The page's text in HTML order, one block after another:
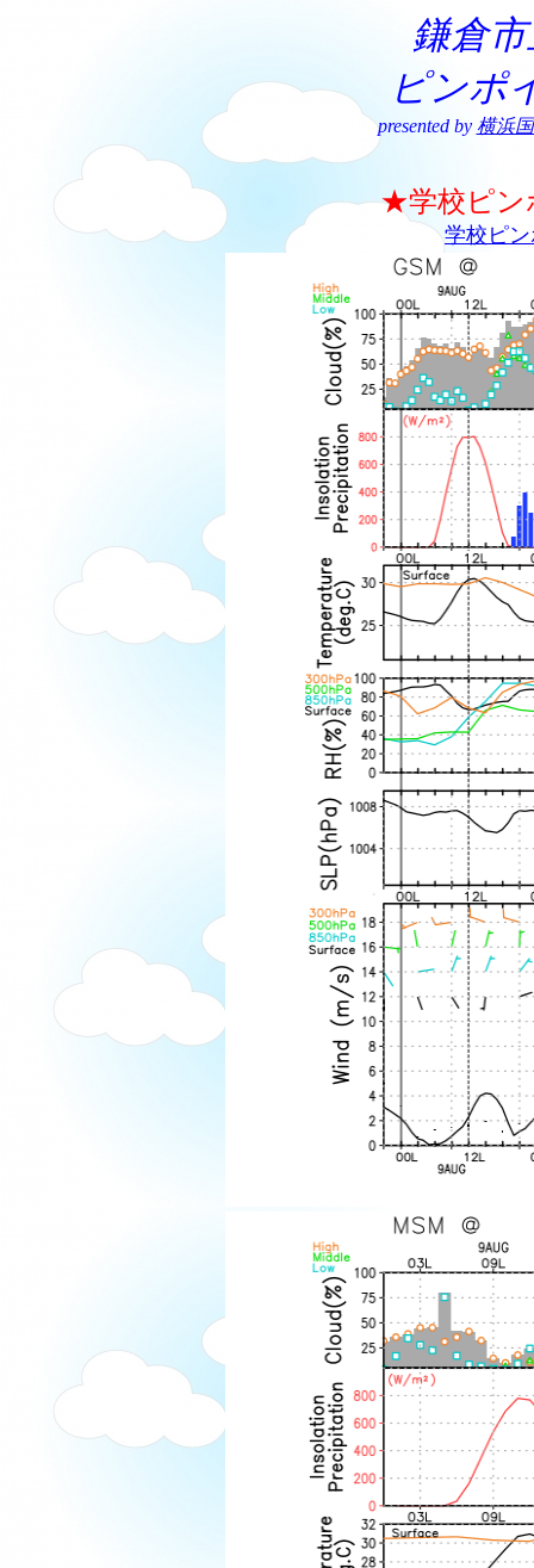
鎌倉
ピンポ
presented by 横浜
★学校ピン
学校ピ